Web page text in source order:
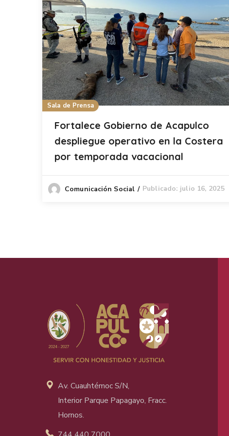
Sala de Prensa
Fortalece Gobierno de Acapulco
despliegue operativo en la Costera
por temporada vacacional
Comunicación Social Publicado: julio 16, 2025
Av. Cuauhtémoc S/N,
Interior Parque Papagayo, Fracc.
Hornos.